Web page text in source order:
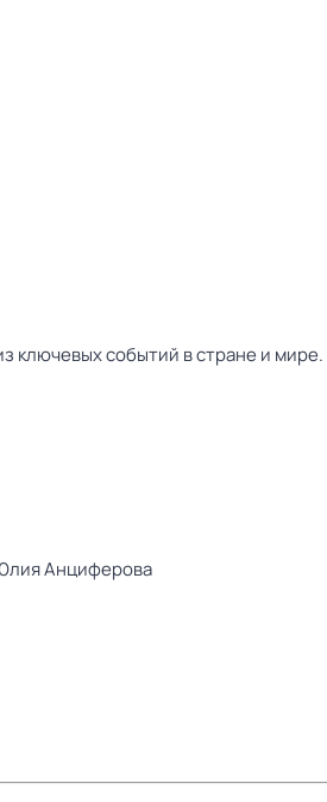
событий в стране и
Анциферова